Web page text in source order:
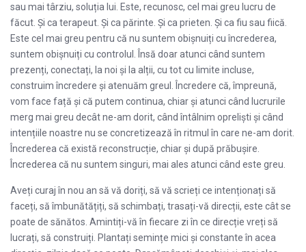
sau mai târziu, soluția lui. Este, recunosc, cel mai greu lucru de
făcut. Și ca terapeut. Și ca părinte. Și ca prieten. Și ca fiu sau fiică.
Este cel mai greu pentru că nu suntem obișnuiți cu încrederea,
suntem obișnuiți cu controlul. Însă doar atunci când suntem
prezenți, conectați, la noi și la alții, cu tot cu limite incluse,
construim încredere și atenuăm greul. Încredere că, împreună,
vom face față și că putem continua, chiar și atunci când lucrurile
merg mai greu decât ne-am dorit, când întâlnim opreliști și când
intențiile noastre nu se concretizează în ritmul în care ne-am dorit.
Încrederea că există reconstrucție, chiar și după prăbușire.
Încrederea că nu suntem singuri, mai ales atunci când este greu.
Aveți curaj în nou an să vă doriți, să vă scrieți ce intenționați să
faceți, să îmbunătățiți, să schimbați, trasați-vă direcții, este cât se
poate de sănătos. Amintiți-vă în fiecare zi în ce direcție vreți să
lucrați, să construiți. Plantați semințe mici și constante în acea